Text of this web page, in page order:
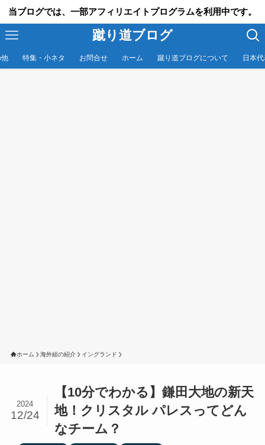
当ブログでは、一部アフィリエイトプログラムを利用中です。
蹴り道ブログ
特集・小ネタ お問合せ ホーム 蹴り道ブログについて 日本
ホーム 海外組の紹介 イングランド
【10分でわかる】鎌田大地の新天
地！クリスタル パレスってどん
なチーム？
2024
12/24